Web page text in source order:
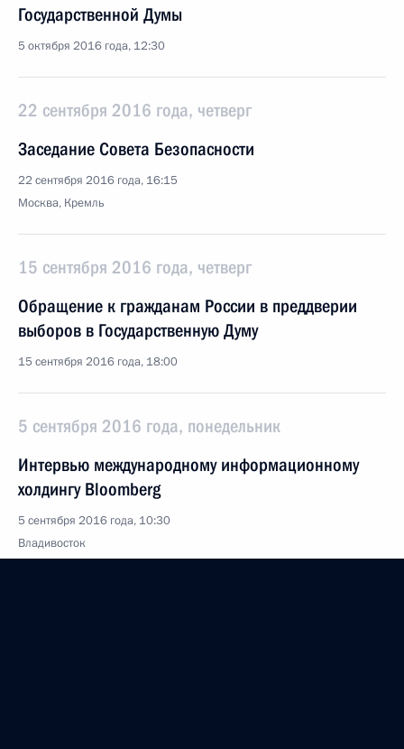
Государственной Думы
5 октября 2016 года, 12:30
22 сентября 2016 года, четверг
Заседание Совета Безопасности
22 сентября 2016 года, 16:15
Москва, Кремль
15 сентября 2016 года, четверг
Обращение к гражданам России в преддверии
выборов в Государственную Думу
15 сентября 2016 года, 18:00
5 сентября 2016 года, понедельник
Интервью международному информационному
холдингу Bloomberg
5 сентября 2016 года, 10:30
Владивосток